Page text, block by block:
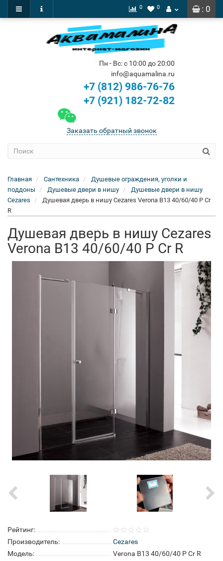
: 0
0 0
Пн - Вс: с 10:00 до 20:00
info@aquamalina.ru
+7 (812) 986-76-76
+7 (921) 182-72-82
Заказать обратный звонок
Главная Сантехника
Душевые ограждения, уголки и
поддоны
Душевые двери в нишу
Душевые двери в нишу
Cezares
Душевая дверь в нишу Cezares Verona B13 40/60/40 P Cr
R
Душевая дверь в нишу Cezares
Verona B13 40/60/40 P Cr R
Рейтинг:
Производитель:
Cezares
Модель:
Verona B13 40/60/40 P Cr R